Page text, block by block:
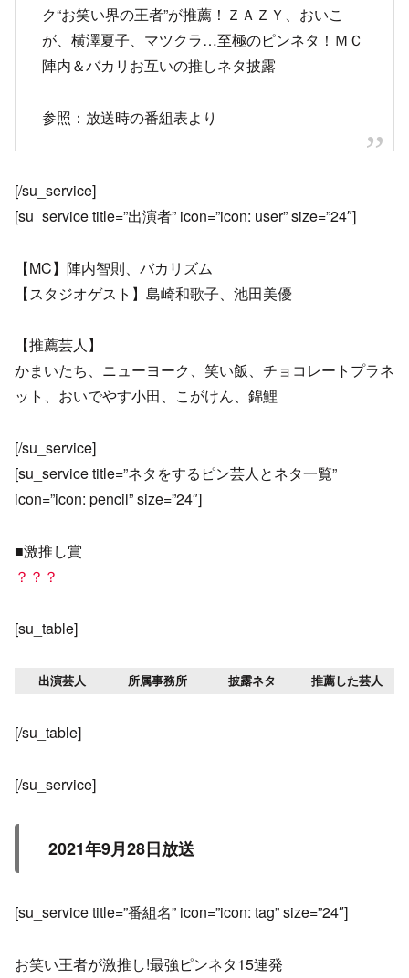
ク“お笑い界の王者”が推薦！ＺＡＺＹ、おいこ
が、横澤夏子、マツクラ…至極のピンネタ！ＭＣ
陣内＆バカリお互いの推しネタ披露
参照：放送時の番組表より
[/su_service]
[su_service title=”出演者” icon=”icon: user” size=”24″]
【MC】陣内智則、バカリズム
【スタジオゲスト】島崎和歌子、池田美優
【推薦芸人】
かまいたち、ニューヨーク、笑い飯、チョコレートプラネ
ット、おいでやす小田、こがけん、錦鯉
[/su_service]
[su_service title=”ネタをするピン芸人とネタ一覧”
icon=”icon: pencil” size=”24″]
■激推し賞
？？？
[su_table]
出演芸人 所属事務所 披露ネタ 推薦した芸人
[/su_table]
[/su_service]
2021年9月28日放送
[su_service title=”番組名” icon=”icon: tag” size=”24″]
お笑い王者が激推し!最強ピンネタ15連発